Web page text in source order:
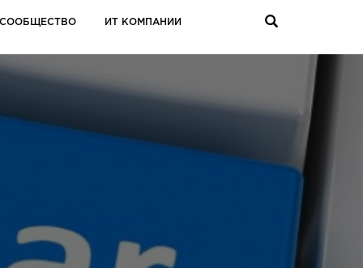
СООБЩЕСТВО ИТ КОМПАНИИ